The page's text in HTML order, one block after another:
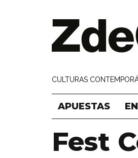
CULTURAS
APUESTAS
Fest